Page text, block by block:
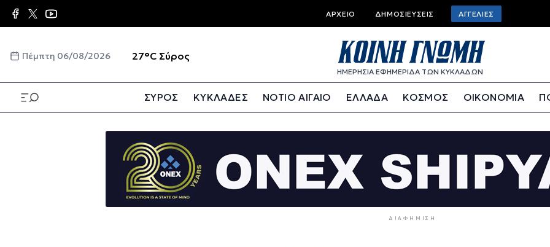
Παράκαμψη
προς
κυρίως
Top
bar
menu
ΑΡΧΕΊΟ ΔΗΜΟΣΙΕΎΣΕΙΣ ΑΓΓΕΛΊΕΣ
Πέμπτη 06/08/2026 27°C Σύρος
ΗΜΕΡΗΣΙΑ ΕΦΗΜΕΡΙΔΑ ΤΩΝ ΚΥΚΛΑΔΩΝ
ΣΥΡΟΣ ΚΥΚΛΑΔΕΣ ΝΟΤΙΟ ΑΙΓΑΙΟ ΕΛΛΑΔΑ ΚΟΣΜΟΣ ΟΙΚΟΝΟΜΙΑ
ΔΙΑΦΉΜΙΣΗ